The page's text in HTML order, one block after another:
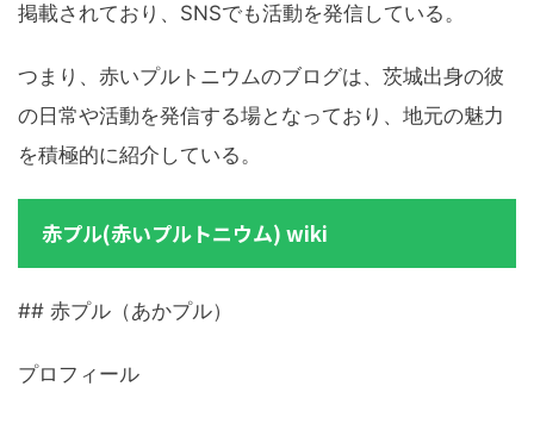
掲載されており、SNSでも活動を発信している。
つまり、赤いプルトニウムのブログは、茨城出身の彼
の日常や活動を発信する場となっており、地元の魅力
を積極的に紹介している。
赤プル(赤いプルトニウム) wiki
## 赤プル（あかプル）
プロフィール